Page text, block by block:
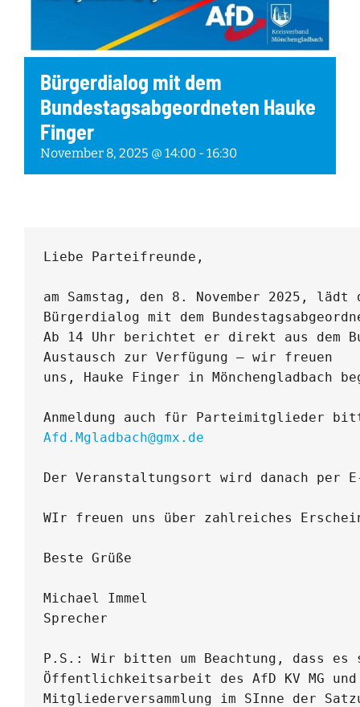
Bürgerdialog mit dem
Bundestagsabgeordneten Hauke
Finger
November 8, 2025 @ 14:00 - 16:30
Liebe Parteifreunde,
am Samstag, den 8. November 2025, lädt
Bürgerdialog mit dem
Ab 14 Uhr berichtet er direkt aus dem
Austausch zur Verfügung – wir freuen
uns, Hauke Finger in Mönchengladbach
Afd.Mgladbach@gmx.de
Der Veranstaltungsort wird danach
WIr freuen uns über zahlreiches
Beste Grüße
Michael Immel
Sprecher
P.S.: Wir bitten um Beachtung, dass
Öffentlichkeitsarbeit des AfD KV MG
Mitgliederversammlung im SInne der